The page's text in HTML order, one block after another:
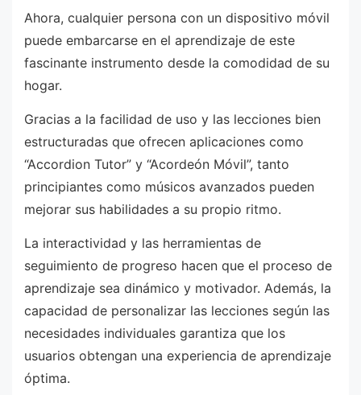
Ahora, cualquier persona con un dispositivo móvil
puede embarcarse en el aprendizaje de este
fascinante instrumento desde la comodidad de su
hogar.
Gracias a la facilidad de uso y las lecciones bien
estructuradas que ofrecen aplicaciones como
“Accordion Tutor” y “Acordeón Móvil”, tanto
principiantes como músicos avanzados pueden
mejorar sus habilidades a su propio ritmo.
La interactividad y las herramientas de
seguimiento de progreso hacen que el proceso de
aprendizaje sea dinámico y motivador. Además, la
capacidad de personalizar las lecciones según las
necesidades individuales garantiza que los
usuarios obtengan una experiencia de aprendizaje
óptima.